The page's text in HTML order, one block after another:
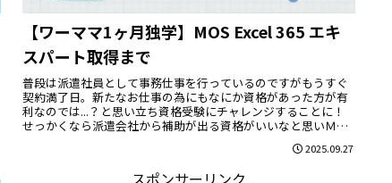
【ワーママ1ヶ月独学】MOS Excel 365 エキ
スパート取得まで
普段は派遣社員として事務仕事を行っているのですがもうすぐ
契約満了日。新たなお仕事の為にもなにか資格があった方が有
利なのでは...？と思い立ち資格受験にチャレンジすることに！
せっかくなら派遣会社から補助が出る資格がいいなと思いＭＯ
2025.09.27
スポンサーリンク